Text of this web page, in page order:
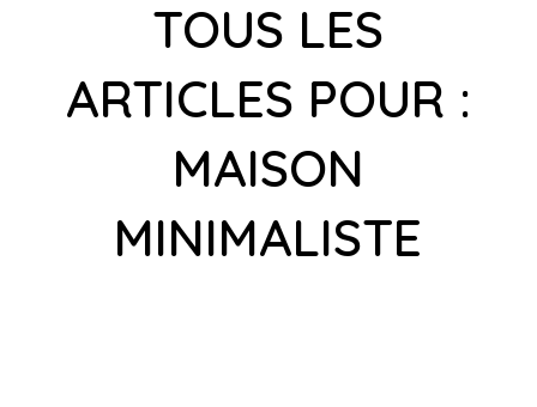
TOUS LES
ARTICLES POUR :
MAISON
MINIMALISTE